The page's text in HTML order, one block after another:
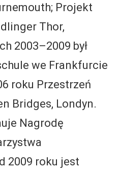
Projekt
Thor,
2003–2009 był
we Frankfurcie
roku Przestrzeń
Bridges, Londyn.
Nagrodę
2009 roku jest